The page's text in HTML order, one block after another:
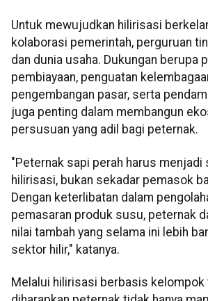
Untuk mewujudkan hilirisasi
kolaborasi pemerintah, perguruan
dan dunia usaha. Dukungan berupa
pembiayaan, penguatan
pengembangan pasar, serta
juga penting dalam membangun
persusuan yang adil bagi peternak.
"Peternak sapi perah harus menjadi
hilirisasi, bukan sekadar pemasok
Dengan keterlibatan dalam
pemasaran produk susu, peternak
nilai tambah yang selama ini lebih
sektor hilir," katanya.
Melalui hilirisasi berbasis kelompok